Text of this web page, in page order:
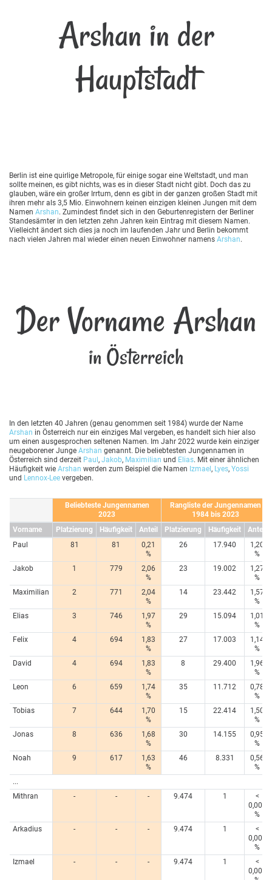
Arshan in der
Hauptstadt
Berlin ist eine quirlige Metropole, für einige sogar eine Weltstadt, und man
sollte meinen, es gibt nichts, was es in dieser Stadt nicht gibt. Doch das zu
glauben, wäre ein großer Irrtum, denn es gibt in der ganzen großen Stadt mit
ihren mehr als 3,5 Mio. Einwohnern keinen einzigen kleinen Jungen mit dem
Namen Arshan. Zumindest findet sich in den Geburtenregistern der Berliner
Standesämter in den letzten zehn Jahren kein Eintrag mit diesem Namen.
Vielleicht ändert sich dies ja noch im laufenden Jahr und Berlin bekommt
nach vielen Jahren mal wieder einen neuen Einwohner namens Arshan.
Der Vorname Arshan
in Österreich
In den letzten 40 Jahren (genau genommen seit 1984) wurde der Name
Arshan in Österreich nur ein einziges Mal vergeben, es handelt sich hier also
um einen ausgesprochen seltenen Namen. Im Jahr 2022 wurde kein einziger
neugeborener Junge Arshan genannt. Die beliebtesten Jungennamen in
Österreich sind derzeit Paul , Jakob, Maximilian und Elias. Mit einer ähnlichen
Häufigkeit wie Arshan werden zum Beispiel die Namen Izmael , Lyes, Yossi
und Lennox-Lee vergeben.
Beliebteste Jungennamen
2023
Rangliste der Jungennamen
1984 bis 2023
Vorname
Platzierung Häufigkeit Anteil Platzierung Häufigkeit
Anteil
Paul
81 81
0,21
%
26 17.940
1,20
%
Jakob
1 779
2,06
%
23 19.002
1,27
%
Maximilian
2 771
2,04
%
14 23.442
1,57
%
Elias
3 746
1,97
%
29 15.094
1,01
%
Felix
4 694
1,83
%
27 17.003
1,14
%
David
4 694
1,83
%
8 29.400
1,96
%
Leon
6 659
1,74
%
35 11.712
0,78
%
Tobias
7 644
1,70
%
15 22.414
1,50
%
Jonas
8 636
1,68
%
30 14.155
0,95
%
Noah
9 617
1,63
%
46 8.331
0,56
%
...
Mithran
- - - 9.474 1
<
0,005
%
Arkadius
- - - 9.474 1
<
0,005
%
Izmael
- - - 9.474 1
<
0,005